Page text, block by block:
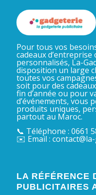
Pour tous vos
cadeaux
personnalisés, La-
disposition un large
toutes vos
soit pour des
fin d’année ou pour
d’événements, vous
produits uniques,
partout au Maroc.
📞 Téléphone : 0661
✉️ Email :
LA RÉFÉRENCE
PUBLICITAIRES